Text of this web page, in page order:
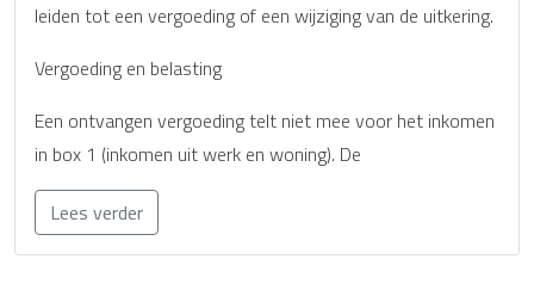
leiden tot een vergoeding of een wijziging van de uitkering.
Vergoeding en belasting
Een ontvangen vergoeding telt niet mee voor het inkomen
in box 1 (inkomen uit werk en woning). De
Lees verder